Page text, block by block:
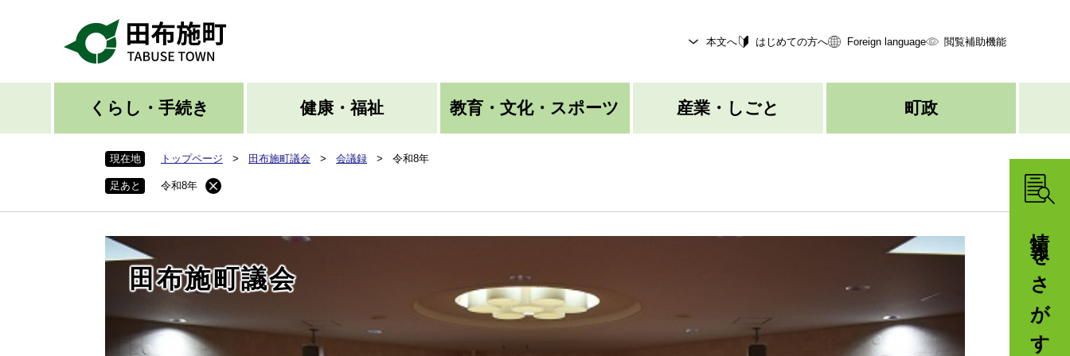
先
情報をさがす
本文へ はじめての方へ Foreign language 閲覧補助機能
くらし・手続き 健康・福祉 教育・文化・スポーツ 産業・しごと 町政
現在地 トップページ > 田布施町議会 > 会議録 > 令和8年
足あと 令和8年
田布施町議会